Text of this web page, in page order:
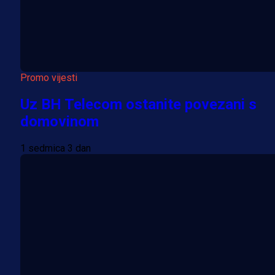
Promo vijesti
Uz BH Telecom ostanite povezani s
domovinom
1 sedmica 3 dan